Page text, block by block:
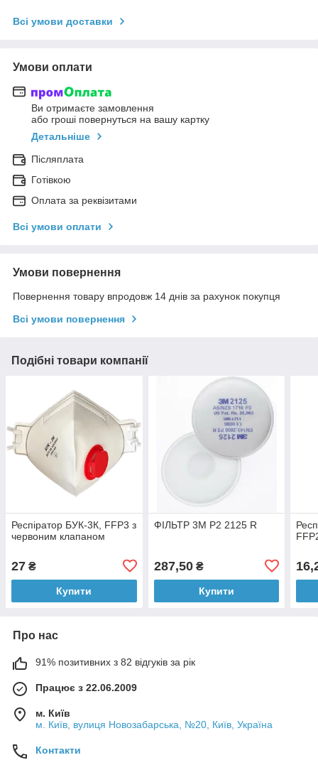
Всі умови доставки
Умови оплати
Ви отримаєте замовлення
або гроші повернуться на вашу картку
Детальніше
Післяплата
Готівкою
Оплата за реквізитами
Всі умови оплати
Умови повернення
Повернення товару впродовж 14 днів за рахунок покупця
Всі умови повернення
Подібні товари компанії
Респіратор БУК-3К, FFP3 з
червоним клапаном
27 ₴
Купити
ФІЛЬТР 3М P2 2125 R
287,50₴
Купити
Про нас
91% позитивних з 82 відгуків за рік
Працює з 22.06.2009
м. Київ
м. Київ, вулиця Новозабарська, №20, Київ, Україна
Контакти